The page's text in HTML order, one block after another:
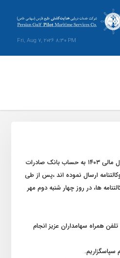
Fri, Aug 7, 2026 8:30 PM
به اطلاع میرساند سود سهام سال مالی ۱۴۰۳ به حساب بانک صادرات
ارسال نموده اند ،پس از طی
ها، در روز چهار شنبه دوم مهر
همراه سهامداران عزیز انجام
سپاسگزاریم.